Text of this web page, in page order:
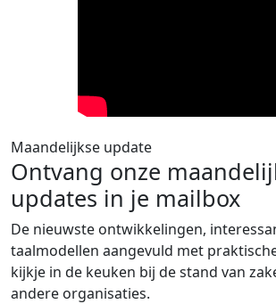
Maandelijkse update
Ontvang onze
updates in je mailbox
De nieuwste ontwikkelingen,
taalmodellen aangevuld met
kijkje in de keuken bij de stand van
andere organisaties.